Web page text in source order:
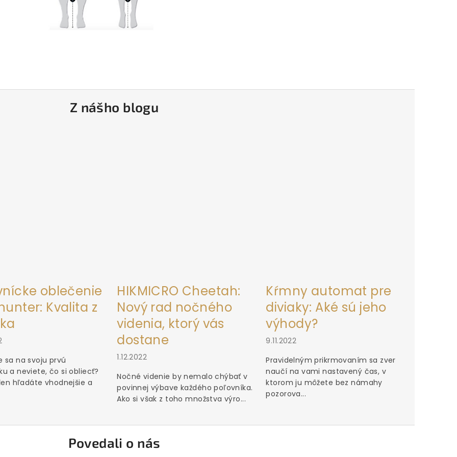
Z nášho blogu
oblečenie
Kvalita z
sa na svoju prvú
a neviete, čo si obliecť?
hľadáte vhodnejšie a
HIKMICRO Cheetah:
Nový rad nočného
videnia, ktorý vás
dostane
1.12.2022
Nočné videnie by nemalo chýbať v
povinnej výbave každého poľovníka.
Ako si však z toho množstva výro...
Kŕmny automat pre
diviaky: Aké sú jeho
výhody?
9.11.2022
Pravidelným prikrmovaním sa zver
naučí na vami nastavený čas, v
ktorom ju môžete bez námahy
pozorova...
Povedali o nás